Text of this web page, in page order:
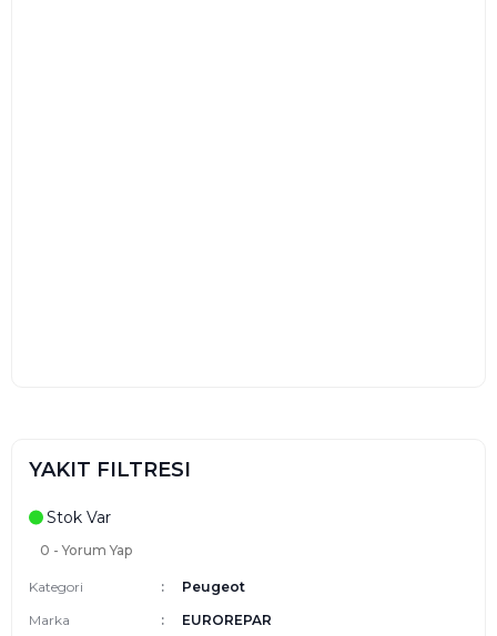
YAKIT FILTRESI
Stok Var
0 - Yorum Yap
Kategori
Peugeot
Marka
EUROREPAR